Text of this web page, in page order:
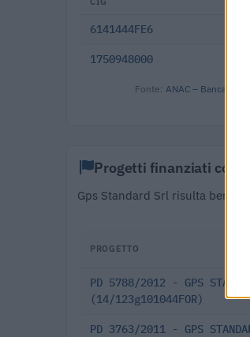
6141444FE6
1750948000
Fonte: ANAC – Banca
Progetti finanziati con
Gps Standard Srl risulta
PROGETTO
PD 5788/2012 - GPS
(14/123g101044FOR)
PD 3763/2011 - GPS